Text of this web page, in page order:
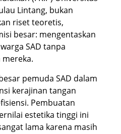
Lintang, bukan
riset teoretis,
besar: mengentaskan
SAD tanpa
pemuda SAD dalam
kerajinan tangan
Pembuatan
estetika tinggi ini
lama karena masih